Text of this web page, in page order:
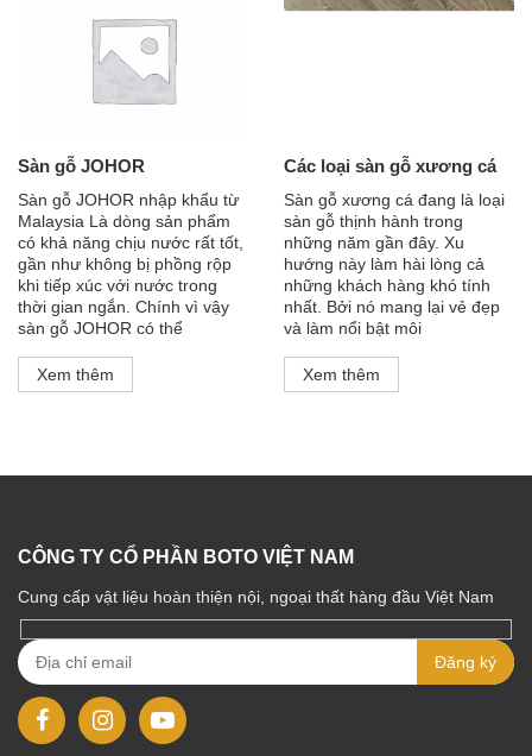
Sàn gỗ JOHOR
Sàn gỗ JOHOR nhập khẩu từ
Malaysia Là dòng sản phẩm
có khả năng chịu nước rất tốt,
gần như không bị phồng rộp
khi tiếp xúc với nước trong
thời gian ngắn. Chính vì vậy
sàn gỗ JOHOR có thể
Xem thêm
Các loại sàn gỗ xương cá
Sàn gỗ xương cá đang là loại
sàn gỗ thịnh hành trong
những năm gần đây. Xu
hướng này làm hài lòng cả
những khách hàng khó tính
nhất. Bởi nó mang lại vẻ đẹp
và làm nổi bật môi
Xem thêm
CÔNG TY CỔ PHẦN BOTO VIỆT NAM
Cung cấp vật liệu hoàn thiện nội, ngoại thất hàng đầu Việt Nam